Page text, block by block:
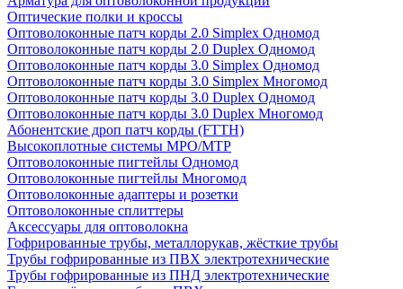
Оптические полки и кроссы
Оптоволоконные патч корды 2.0 Simplex Одномод
Оптоволоконные патч корды 2.0 Duplex Одномод
Оптоволоконные патч корды 3.0 Simplex Одномод
Оптоволоконные патч корды 3.0 Simplex Многомод
Оптоволоконные патч корды 3.0 Duplex Одномод
Оптоволоконные патч корды 3.0 Duplex Многомод
Абонентские дроп патч корды (FTTH)
Высокоплотные системы MPO/MTP
Оптоволоконные пигтейлы Одномод
Оптоволоконные пигтейлы Многомод
Оптоволоконные адаптеры и розетки
Оптоволоконные сплиттеры
Аксессуары для оптоволокна
Гофрированные трубы, металлорукав, жёсткие трубы
Трубы гофрированные из ПВХ электротехнические
Трубы гофрированные из ПНД электротехнические